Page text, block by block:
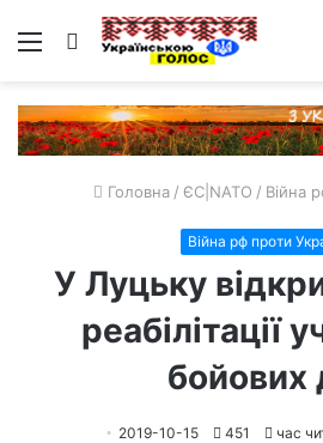
Меню Пошук
Головна / ЄС|NATO / Війна
Війна рф проти
У Луцьку
реабілітації
бойових
2019-10-15 451 час